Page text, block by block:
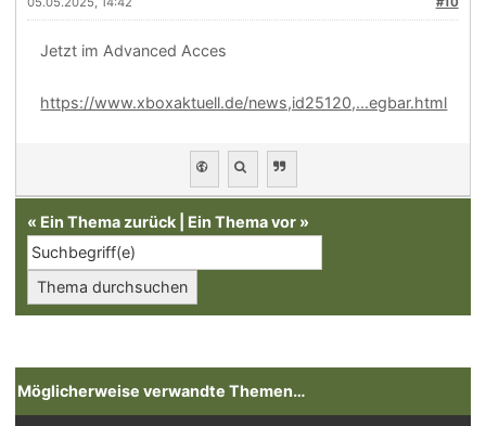
Jetzt im Advanced Acces
https://www.xboxaktuell.de/news,id25120,...egbar.html
« Ein Thema zurück Ein Thema vor »
Möglicherweise verwandte Themen…